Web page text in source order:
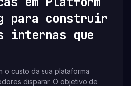
para construir
internas que
o custo da sua plataforma
disparar. O objetivo de